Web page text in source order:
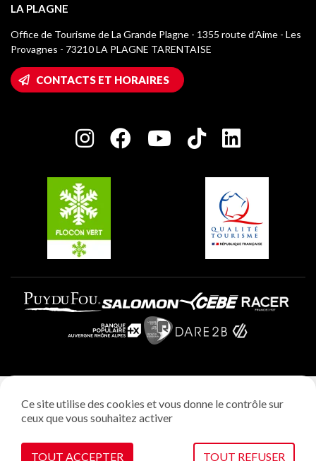
Taxe de séjour
Médiathèque
Logos La Plagne
Accès Wifi
Maison des Propriétaires
Charte des Acteurs Engagés
Montchavin - Les Coches
Champagny-en-Vanoise
Plagne 1800
Plagne Villages
Plagne Aime 2000
LA PLAGNE
Office de Tourisme de La Grande Plagne - 1355 route d’Aime - Les
Provagnes - 73210 LA PLAGNE TARENTAISE
CONTACTS ET HORAIRES
Gestion des cookies
Ce site utilise des cookies et vous donne le contrôle sur
ceux que vous souhaitez activer
TOUT ACCEPTER TOUT REFUSER